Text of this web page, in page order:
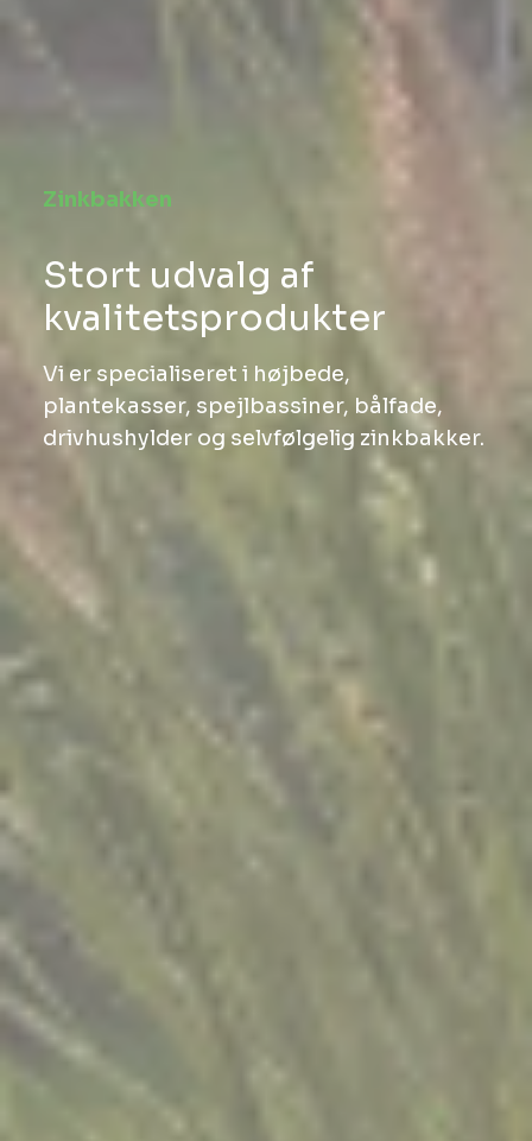
Zinkbakken
Stort udvalg af
kvalitetsprodukter
Vi er specialiseret i højbede,
plantekasser, spejlbassiner, bålfade,
drivhushylder og selvfølgelig zinkbakker.